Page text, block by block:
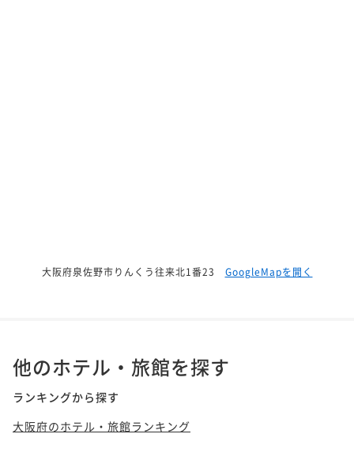
大阪府泉佐野市りんくう往来北1番23 GoogleMapを開く
他のホテル・旅館を探す
ランキングから探す
大阪府のホテル・旅館ランキング